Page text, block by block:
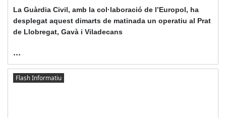
La Guàrdia Civil, amb la col·laboració de l’Europol, ha
desplegat aquest dimarts de matinada un operatiu al Prat
de Llobregat, Gavà i Viladecans
...
Flash Informatiu